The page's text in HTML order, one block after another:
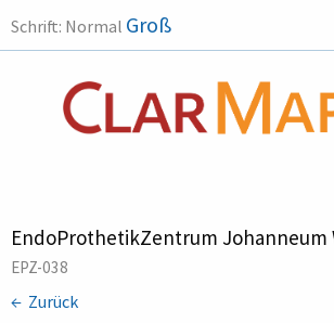
Schrift: Normal Groß
EndoProthetikZentrum Johanneum
EPZ-038
← Zurück